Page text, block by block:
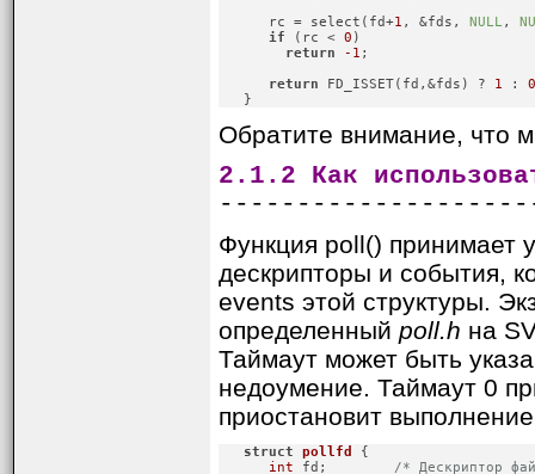
      rc = select(fd+
1 , &fds, NULL ,
if (rc < 0 )
return
-1 ;
return FD_ISSET(fd,&fds) ? 1 : 0
   }
Обратите внимание, что
2.1.2 Как
Функция poll() принимает
дескрипторы и события,
events этой структуры.
определенный poll.h на
Таймаут может быть
недоумение. Таймаут 0
приостановит
struct pollfd
{
int fd; /* Дескриптор